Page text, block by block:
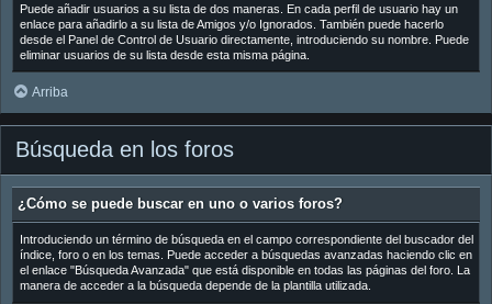
Puede añadir usuarios a su lista de dos maneras. En cada perfil de usuario hay un
enlace para añadirlo a su lista de Amigos y/o Ignorados. También puede hacerlo
desde el Panel de Control de Usuario directamente, introduciendo su nombre. Puede
eliminar usuarios de su lista desde esta misma página.
Arriba
Búsqueda en los foros
¿Cómo se puede buscar en uno o varios foros?
Introduciendo un término de búsqueda en el campo correspondiente del buscador del
índice, foro o en los temas. Puede acceder a búsquedas avanzadas haciendo clic en
el enlace "Búsqueda Avanzada" que está disponible en todas las páginas del foro. La
manera de acceder a la búsqueda depende de la plantilla utilizada.